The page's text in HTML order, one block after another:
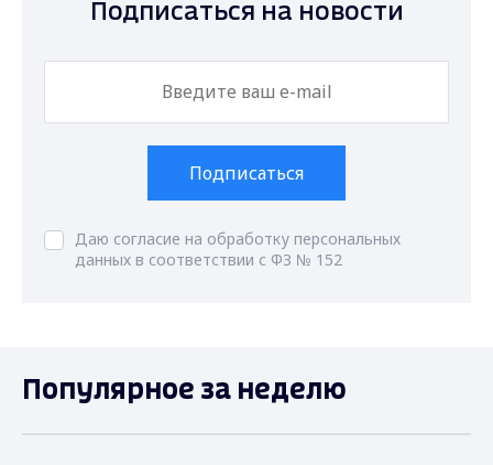
Подписаться на новости
Подписаться
Даю согласие на обработку персональных
данных в соответствии с ФЗ № 152
Популярное за неделю